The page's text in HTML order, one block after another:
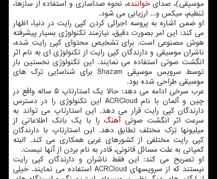
موسیقی)، صدایخواننده، نحوه صداسازی و استفاده از سازها،
تنظیم، میکس و... ارزیابی می شود.
او ضمن اشاره به پروسه اجرائی کردن کپی رایت در دنیا، اظهار
می کند: این امر بصورت دقیق، نیازمند تکنولوژی بسیار پیشرفته
هوش مصنوعی است. برای تشخیص محتوای کپی رایت شده،
ناشران موسیقی و دارندگان کپی رایت از تکنولوژی ای به نام اثر
انگشت صوتی استفاده می نمایند. این تکنولوژی نخستین بار
توسط سرویس موسیقی Shazam برای شناسایی تِرک های
موسیقی طراحی شده بود.
عرب سرخی ادامه می دهد: حالا یک استارتاپ ۵ ساله واقع در
چین و آلمان با نام ACRCloud این تکنولوژی را در دسترس
دارندگان کپی رایت قرار می دهد. این استارتاپ می تواند به
سرعت اثر انگشت صوتیآهنگرا با یک بانک اطلاعاتی از
میلیونها تِرَک مختلف تطابق دهد. این استارتاپ با دارندگان
کپی رایت مختلفی از کشورهای غربی همکاری می کند. البته
کمپانی به علت مسائل قانونی، قادر به نام بردن از آنها نیست.
او تصریح می کند: این فقط ناشران و دارندگان کپی رایت
نیستند که از سرویسهای ACRCloud استفاده می نمایند. خیلی